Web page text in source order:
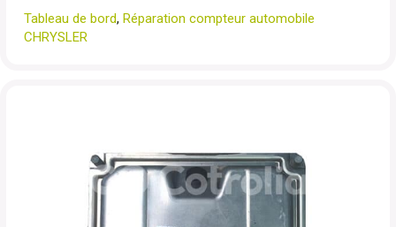
Tableau de bord, Réparation compteur automobile
CHRYSLER